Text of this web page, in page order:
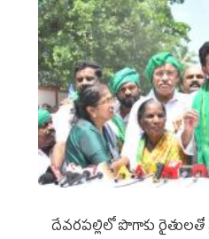
దేవరపల్లిలో పొగాకు